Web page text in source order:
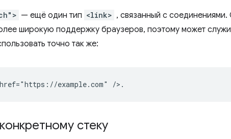
— ещё один тип <link> , связанный с
широкую поддержку браузеров, поэтому может
точно так же:
стеку